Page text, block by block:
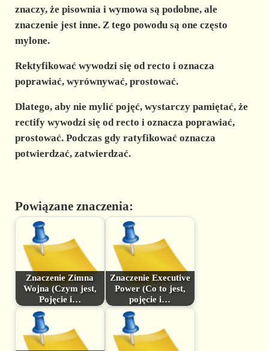
znaczy, że pisownia i wymowa są podobne, ale
znaczenie jest inne. Z tego powodu są one często
mylone.
Rektyfikować wywodzi się od recto i oznacza
poprawiać, wyrównywać, prostować.
Dlatego, aby nie mylić pojęć, wystarczy pamiętać, że
rectify wywodzi się od recto i oznacza poprawiać,
prostować. Podczas gdy ratyfikować oznacza
potwierdzać, zatwierdzać.
Powiązane znaczenia:
Znaczenie Zimna
Wojna (Czym jest,
Pojęcie i…
Znaczenie Executive
Power (Co to jest,
pojęcie i…